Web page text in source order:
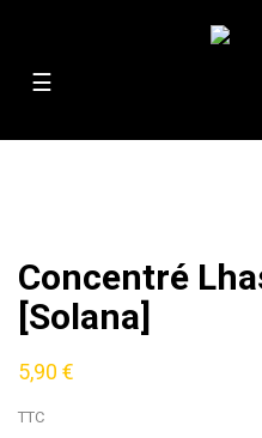
Basculer
☰
Concentré
[Solana]
5,90 €
TTC